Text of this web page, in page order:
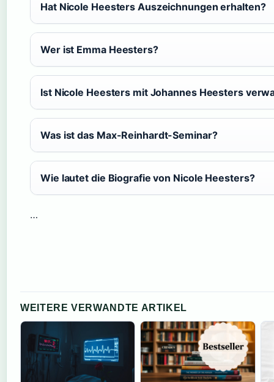
Hat Nicole Heesters Auszeichnungen erhalten?
Wer ist Emma Heesters?
Ist Nicole Heesters mit Johannes Heesters
Was ist das Max-Reinhardt-Seminar?
Wie lautet die Biografie von Nicole Heesters?
…
WEITERE VERWANDTE ARTIKEL